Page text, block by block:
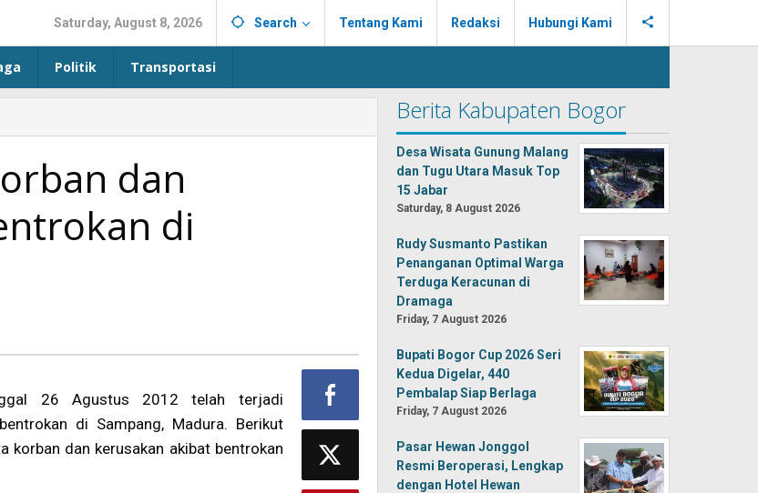
Saturday, August 8, 2026 Search Tentang Kami Redaksi Hubungi Kami
Politik Transportasi
dan
di
26 Agustus 2012 telah terjadi
di Sampang, Madura. Berikut
korban dan kerusakan akibat bentrokan
Berita Kabupaten Bogor
Desa Wisata Gunung Malang
dan Tugu Utara Masuk Top
15 Jabar
Saturday, 8 August 2026
Rudy Susmanto Pastikan
Penanganan Optimal Warga
Terduga Keracunan di
Dramaga
Friday, 7 August 2026
Bupati Bogor Cup 2026 Seri
Kedua Digelar, 440
Pembalap Siap Berlaga
Friday, 7 August 2026
Pasar Hewan Jonggol
Resmi Beroperasi, Lengkap
dengan Hotel Hewan